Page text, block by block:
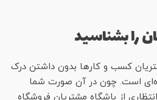
را بشناسید
کسب و کارها بدون داشتن درک
است. چون در آن صورت شما
از باشگاه مشتریان فروشگاه